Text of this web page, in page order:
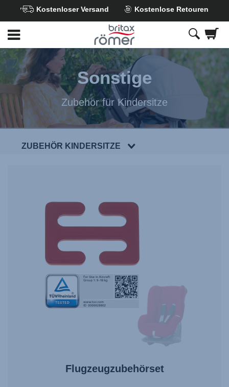
Hauptinhalt
springen
Kostenloser Versand Kostenlose Retouren
Sonstige
Zubehör für Kindersitze
ZUBEHÖR KINDERSITZE
Flugzeugzubehörset